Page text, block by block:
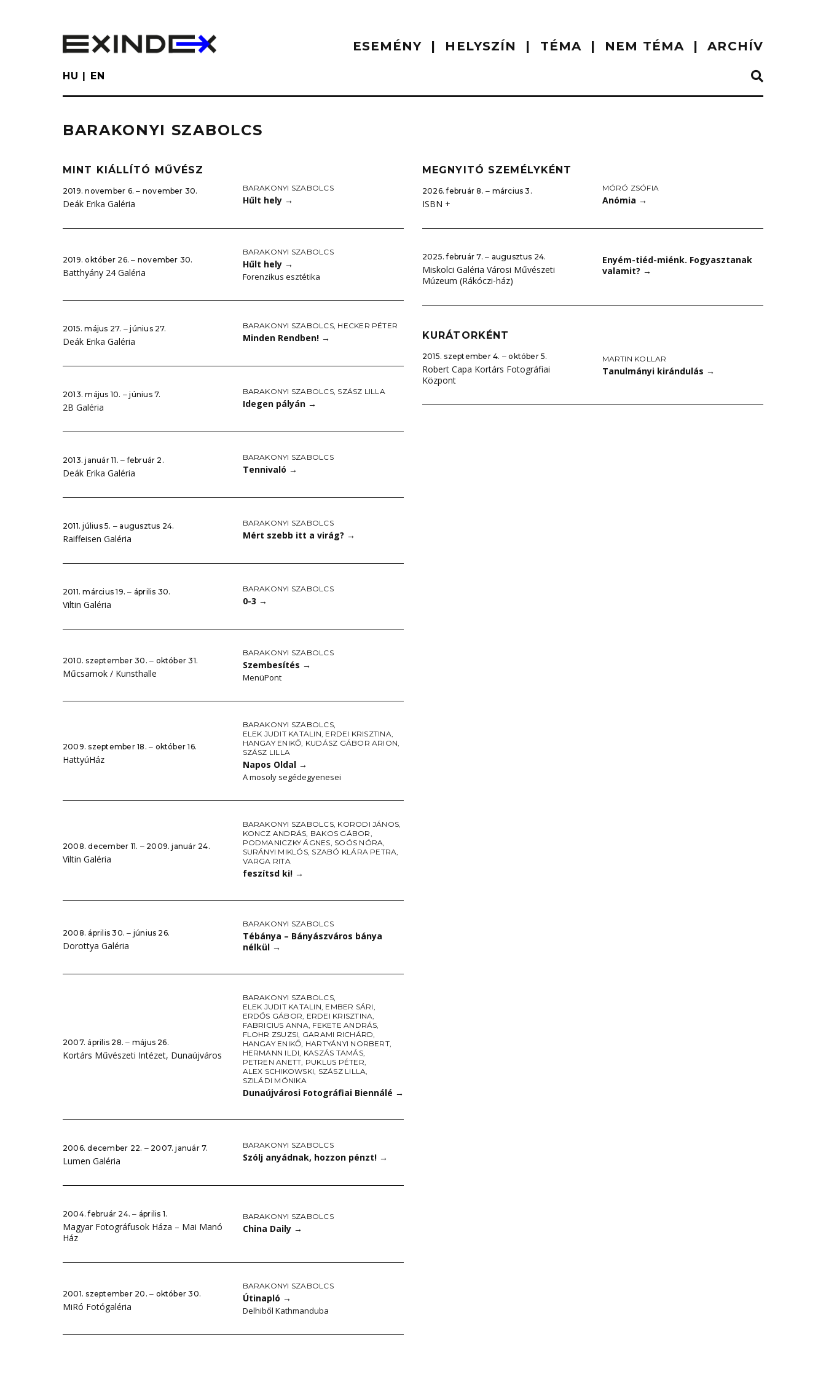
ESEMÉNY HELYSZÍN TÉMA NEM TÉMA ARCHÍV
HU EN
BARAKONYI SZABOLCS
MINT KIÁLLÍTÓ MŰVÉSZ
2019. november 6. ‒ november 30.
Deák Erika Galéria
BARAKONYI SZABOLCS
Hűlt hely →
2019. október 26. ‒ november 30.
Batthyány 24 Galéria
BARAKONYI SZABOLCS
Hűlt hely →
Forenzikus esztétika
2015. május 27. ‒ június 27.
Deák Erika Galéria
BARAKONYI SZABOLCS, HECKER PÉTER
Minden Rendben! →
2013. május 10. ‒ június 7.
2B Galéria
BARAKONYI SZABOLCS, SZÁSZ LILLA
Idegen pályán →
2013. január 11. ‒ február 2.
Deák Erika Galéria
BARAKONYI SZABOLCS
Tennivaló →
2011. július 5. ‒ augusztus 24.
Raiffeisen Galéria
BARAKONYI SZABOLCS
Mért szebb itt a virág? →
2011. március 19. ‒ április 30.
Viltin Galéria
BARAKONYI SZABOLCS
0-3 →
2010. szeptember 30. ‒ október 31.
Műcsarnok / Kunsthalle
BARAKONYI SZABOLCS
Szembesítés →
MenüPont
2009. szeptember 18. ‒ október 16.
HattyúHáz
BARAKONYI SZABOLCS,
ELEK JUDIT KATALIN, ERDEI KRISZTINA,
HANGAY ENIKŐ, KUDÁSZ GÁBOR ARION,
SZÁSZ LILLA
Napos Oldal →
A mosoly segédegyenesei
2008. december 11. ‒ 2009. január 24.
Viltin Galéria
BARAKONYI SZABOLCS, KORODI JÁNOS,
KONCZ ANDRÁS, BAKOS GÁBOR,
PODMANICZKY ÁGNES, SOÓS NÓRA,
SURÁNYI MIKLÓS, SZABÓ KLÁRA PETRA,
VARGA RITA
feszítsd ki! →
2008. április 30. ‒ június 26.
Dorottya Galéria
BARAKONYI SZABOLCS
Tébánya – Bányászváros bánya
nélkül →
2007. április 28. ‒ május 26.
Kortárs Művészeti Intézet, Dunaújváros
BARAKONYI SZABOLCS,
ELEK JUDIT KATALIN, EMBER SÁRI,
ERDŐS GÁBOR, ERDEI KRISZTINA,
FABRICIUS ANNA, FEKETE ANDRÁS,
FLOHR ZSUZSI, GARAMI RICHÁRD,
HANGAY ENIKŐ, HARTYÁNYI NORBERT,
HERMANN ILDI, KASZÁS TAMÁS,
PETREN ANETT, PUKLUS PÉTER,
ALEX SCHIKOWSKI, SZÁSZ LILLA,
SZILÁDI MÓNIKA
Dunaújvárosi Fotográfiai Biennálé →
2006. december 22. ‒ 2007. január 7.
Lumen Galéria
BARAKONYI SZABOLCS
Szólj anyádnak, hozzon pénzt! →
2004. február 24. ‒ április 1.
Magyar Fotográfusok Háza – Mai Manó
Ház
BARAKONYI SZABOLCS
China Daily →
2001. szeptember 20. ‒ október 30.
MiRó Fotógaléria
BARAKONYI SZABOLCS
Útinapló →
Delhiből Kathmanduba
MEGNYITÓ SZEMÉLYKÉNT
2026. február 8. ‒ március 3.
ISBN +
MÓRÓ ZSÓFIA
Anómia →
2025. február 7. ‒ augusztus 24.
Miskolci Galéria Városi Művészeti
Múzeum (Rákóczi-ház)
Enyém-tiéd-miénk. Fogyasztanak
valamit? →
KURÁTORKÉNT
2015. szeptember 4. ‒ október 5.
Robert Capa Kortárs Fotográfiai
Központ
MARTIN KOLLAR
Tanulmányi kirándulás →